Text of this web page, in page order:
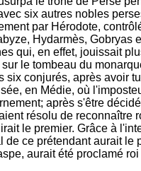
six autres nobles
par Hérodote,
Hydarmès, Gobryas
qui, en effet, jouissait
le tombeau du
six conjurés, après avoir
en Médie, où
après s'être
résolu de reconnaître
le premier. Grâce à
de ce prétendant aurait le
aurait été proclamé